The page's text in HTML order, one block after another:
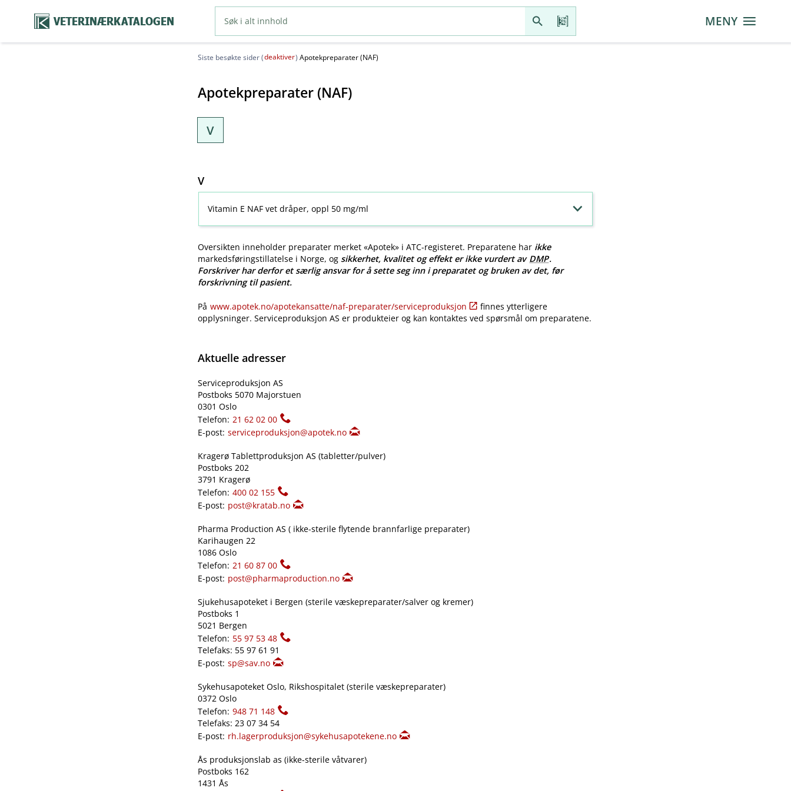
VETERINÆRKATALOGEN MENY
Siste besøkte sider (deaktiver) Apotekpreparater (NAF)
Apotekpreparater (NAF)
V
V
Vitamin E NAF vet dråper, oppl 50 mg/ml
Oversikten inneholder preparater merket «Apotek» i ATC-registeret. Preparatene har ikke
markedsføringstillatelse i Norge, ogsikkerhet, kvalitet og effekt er ikke vurdert av DMP.
Forskriver har derfor et særlig ansvar for å sette seg inn i preparatet og bruken av det, før
forskrivning til pasient.
På www.apotek.no​/​apotekansatte​/​naf-preparater​/​serviceproduksjon
finnes ytterligere
opplysninger. Serviceproduksjon AS er produkteier og kan kontaktes ved spørsmål om preparatene.
Aktuelle adresser
Serviceproduksjon AS
Postboks 5070 Majorstuen
0301 Oslo
Telefon: 21 62 02 00
E-post: serviceproduksjon@apotek.no
Kragerø Tablettproduksjon AS (tabletter​/​pulver)
Postboks 202
3791 Kragerø
Telefon: 400 02 155
E-post: post@kratab.no
Pharma Production AS ( ikke-sterile flytende brannfarlige preparater)
Karihaugen 22
1086 Oslo
Telefon: 21 60 87 00
E-post: post@pharmaproduction.no
Sjukehusapoteket i Bergen (sterile væskepreparater​/​salver og kremer)
Postboks 1
5021 Bergen
Telefon: 55 97 53 48
Telefaks: 55 97 61 91
E-post: sp@sav.no
Sykehusapoteket Oslo, Rikshospitalet (sterile væskepreparater)
0372 Oslo
Telefon: 948 71 148
Telefaks: 23 07 34 54
E-post: rh.lagerproduksjon@sykehusapotekene.no
Ås produksjonslab as (ikke-sterile våtvarer)
Postboks 162
1431 Ås